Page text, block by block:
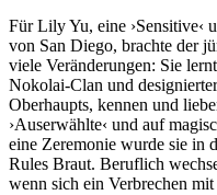
Für Lily Yu, eine ›Sensitive‹
von San Diego, brachte der
viele Veränderungen: Sie
Nokolai-Clan und
Oberhaupts, kennen und
›Auserwählte‹ und auf
eine Zeremonie wurde sie in
Rules Braut. Beruflich
wenn sich ein Verbrechen